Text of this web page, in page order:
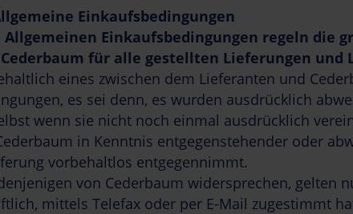
Einkaufsbedingungen
Einkaufsbedingungen regeln die
für alle gestellten Lieferungen und
eines zwischen dem Lieferanten und
es sei denn, es wurden ausdrücklich
wenn sie nicht noch einmal ausdrücklich
in Kenntnis entgegenstehender oder
vorbehaltlos entgegennimmt.
von Cederbaum widersprechen, gelten
mittels Telefax oder per E-Mail zugestimmt